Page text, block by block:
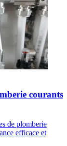
courants
de plomberie
efficace et